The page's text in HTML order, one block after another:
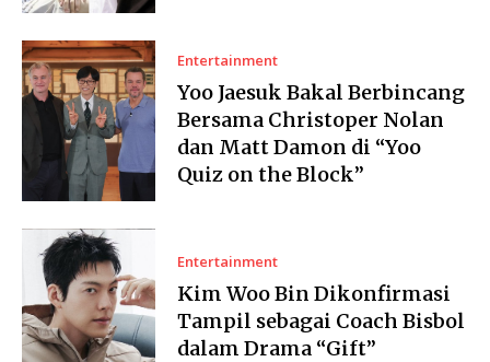
Entertainment
Yoo Jaesuk Bakal Berbincang
Bersama Christoper Nolan
dan Matt Damon di “Yoo
Quiz on the Block”
Entertainment
Kim Woo Bin Dikonfirmasi
Tampil sebagai Coach Bisbol
dalam Drama “Gift”